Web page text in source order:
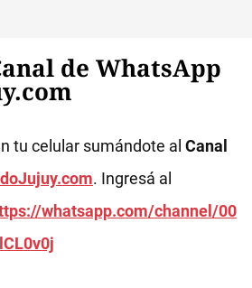
de WhatsApp
tu celular sumándote al Canal
. Ingresá al
whatsapp.com/channel/00